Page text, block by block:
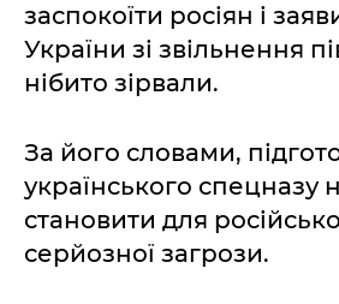
заспокоїти росіян і
України зі звільнення
нібито зірвали.
За його словами,
українського спецназу
становити для
серйозної загрози.